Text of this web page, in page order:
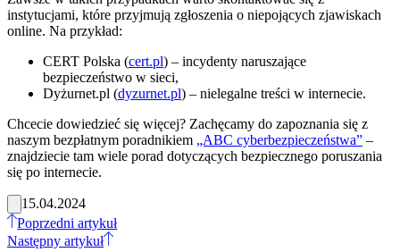
instytucjami, które przyjmują zgłoszenia o niepojących zjawiskach
online. Na przykład:
CERT Polska (cert.pl) – incydenty naruszające
bezpieczeństwo w sieci,
Dyżurnet.pl (dyzurnet.pl) – nielegalne treści w internecie.
Chcecie dowiedzieć się więcej? Zachęcamy do zapoznania się z
naszym bezpłatnym poradnikiem „ABC cyberbezpieczeństwa” –
znajdziecie tam wiele porad dotyczących bezpiecznego poruszania
się po internecie.
15.04.2024
Poprzedni artykuł
Następny artykuł